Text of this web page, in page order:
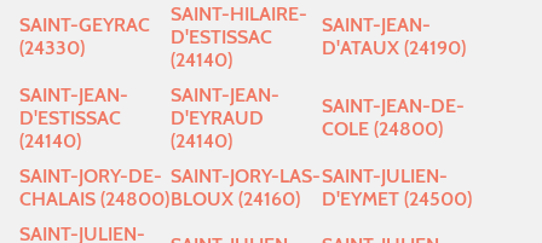
SAINT-GEYRAC
(24330)
SAINT-HILAIRE-
D'ESTISSAC
(24140)
SAINT-JEAN-
D'ATAUX (24190)
SAINT-JEAN-
D'ESTISSAC
(24140)
SAINT-JEAN-
D'EYRAUD
(24140)
SAINT-JEAN-DE-
COLE (24800)
SAINT-JORY-DE-
CHALAIS (24800)
SAINT-JORY-LAS-
BLOUX (24160)
SAINT-JULIEN-
D'EYMET (24500)
SAINT-JULIEN-